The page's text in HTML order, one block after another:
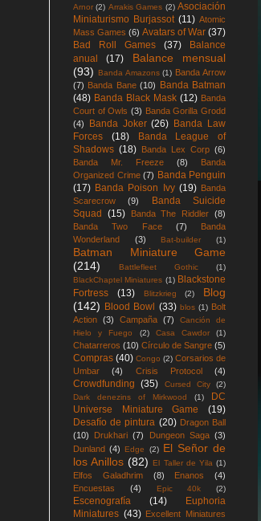
Arnor (2) Arrakis Games (2) Asociación
Miniaturismo Burjassot (11) Atomic
Mass Games (6) Avatars of War (37)
Bad Roll Games
(37)
Balance
anual
(17)
Balance mensual
(93)
Banda Amazons (1) Banda Arrow
(7) Banda Bane (10)
Banda Batman
(48) Banda Black Mask (12) Banda
Court of Owls (3) Banda Gorilla Grodd
(4)
Banda Joker (26) Banda Law
Forces
(18)
Banda League of
Shadows (18) Banda Lex Corp (6)
Banda Mr. Freeze
(8)
Banda
Organized Crime (7) Banda Penguin
(17) Banda Poison Ivy (19) Banda
Scarecrow
(9)
Banda Suicide
Squad
(15) Banda The Riddler (8)
Banda Two Face
(7)
Banda
Wonderland
(3) Bat-builder (1)
Batman Miniature Game
(214)
Battlefleet Gothic
(1)
BlackChaptel Miniatures (1) Blackstone
Fortress
(13) Blitzkrieg (2)
Blog
(142) Blood Bowl (33) blos (1) Bolt
Action (3) Campaña (7)
Canción de
Hielo y Fuego
(2) Casa Cawdor (1)
Chatarreros (10) Círculo de Sangre (5)
Compras (40) Congo (2) Corsarios de
Umbar
(4) Crisis Protocol (4)
Crowdfunding (35) Cursed City
(2)
Dark denezins of Mirkwood
(1)
DC
Universe Miniature Game
(19)
Desafío de pintura (20) Dragon Ball
(10)
Drukhari (7) Dungeon Saga (3)
Dunland (4) Edge (2) El Señor de
los Anillos (82) El Taller de Yila (1)
Elfos Galadhrim (8) Enanos
(4)
Encuestas
(4) Epic 40k (2)
Escenografía (14)
Euphoria
Miniatures (43) Excellent Miniatures